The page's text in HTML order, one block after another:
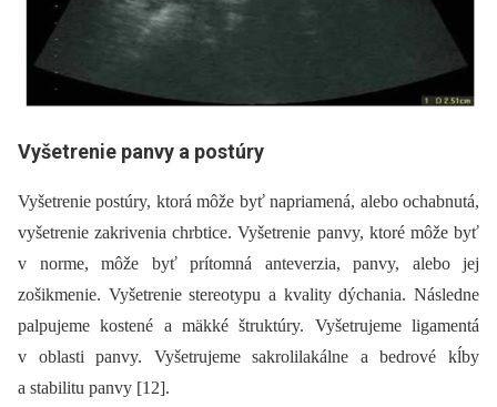
Vyšetrenie panvy a postúry
Vyšetrenie postúry, ktorá môže byť napriamená, alebo ochabnutá,
vyšetrenie zakrivenia chrbtice. Vyšetrenie panvy, ktoré môže byť
v norme, môže byť prítomná anteverzia, panvy, alebo jej
zošikmenie. Vyšetrenie stereotypu a kvality dýchania. Následne
palpujeme kostené a mäkké štruktúry. Vyšetrujeme ligamentá
v oblasti panvy. Vyšetrujeme sakrolilakálne a bedrové kĺby
a stabilitu panvy [12].